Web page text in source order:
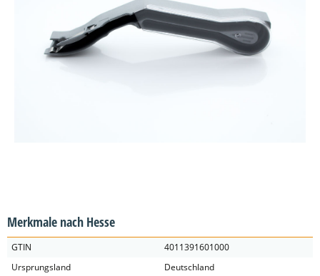
Merkmale nach Hesse
GTIN
4011391601000
Ursprungsland
Deutschland